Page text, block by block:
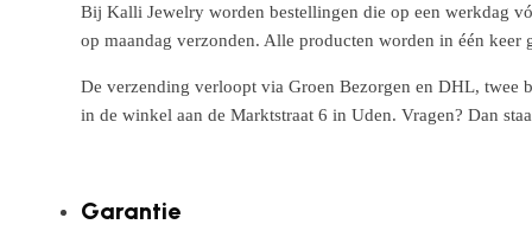
Bij Kalli Jewelry worden bestellingen die op een werkdag
op maandag verzonden. Alle producten worden in één
De verzending verloopt via Groen Bezorgen en DHL, twee
in de winkel aan de Marktstraat 6 in Uden. Vragen? Dan
Garantie